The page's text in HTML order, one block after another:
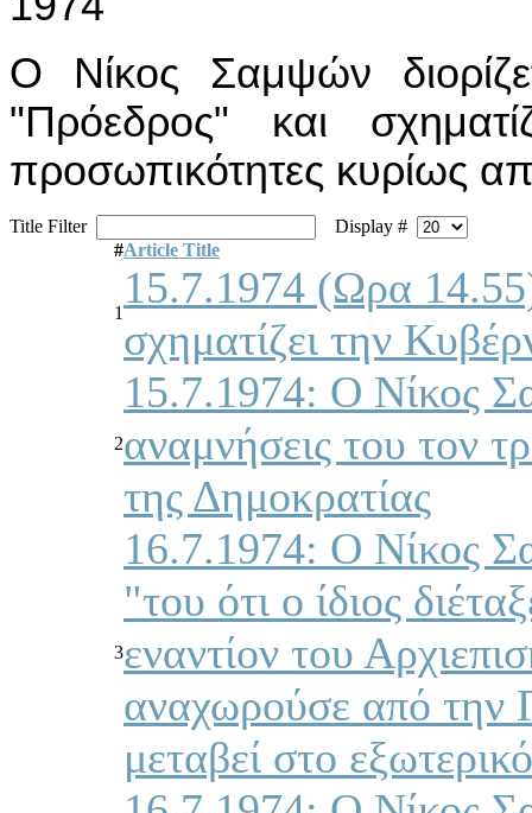
Ο Νίκος Σαμψών
"Πρόεδρος" και
προσωπικότητες κυρίως
Title Filter
Display #
#Article Title
1
15.7.1974 (Ωρα
σχηματίζει την
2
15.7.1974: Ο Νίκος
αναμνήσεις του τον
της Δημοκρατίας
3
16.7.1974: Ο Νίκος
"του ότι ο ίδιος
εναντίον του
αναχωρούσε από την
μεταβεί στο